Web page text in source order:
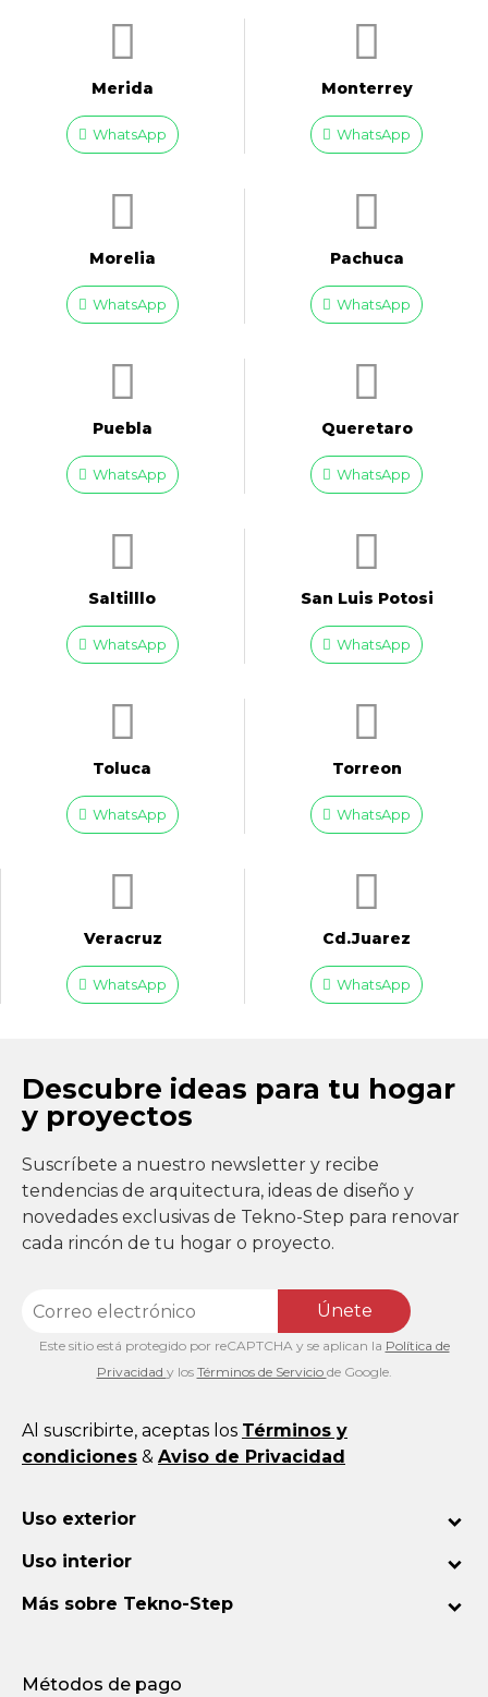
Merida
WhatsApp
Monterrey
WhatsApp
Morelia
WhatsApp
Pachuca
WhatsApp
Puebla
WhatsApp
Queretaro
WhatsApp
Saltilllo
WhatsApp
San Luis Potosi
WhatsApp
Toluca
WhatsApp
Torreon
WhatsApp
Veracruz
WhatsApp
Cd.Juarez
WhatsApp
Descubre ideas para tu hogar
y proyectos
Suscríbete a nuestro newsletter y recibe
tendencias de arquitectura, ideas de diseño y
novedades exclusivas de Tekno-Step para renovar
cada rincón de tu hogar o proyecto.
Únete
Este sitio está protegido por reCAPTCHA y se aplican la Política de
Privacidad y los Términos de Servicio de Google.
Al suscribirte, aceptas los Términos y
condiciones & Aviso de Privacidad
Uso exterior
Uso interior
Más sobre Tekno-Step
Métodos de pago